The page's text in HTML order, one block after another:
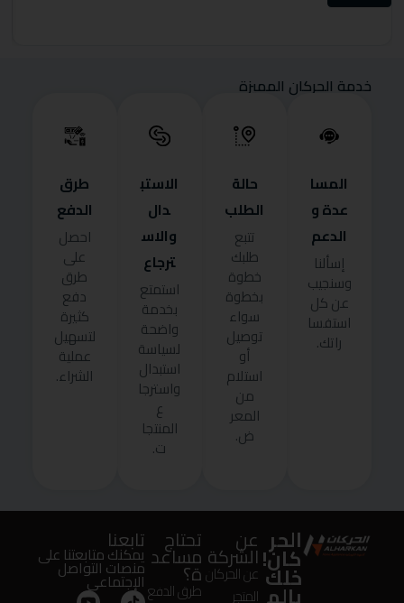
خدمة الحركان المميزة
المسا
عدة و
الدعم
إسألنا
وسنجيب
عن كل
استفسا
راتك.
حالة
الطلب
تتبع
طلبك
خطوة
بخطوة
سواء
توصيل
أو
استلام
من
المعر
ض.
الاستب
دال
والاس
ترجاع
استمتع
بخدمة
واضحة
لسياسة
استبدال
واسترجا
ع
المنتجا
ت.
طرق
الدفع
احصل
على
طرق
دفع
كثيرة
لتسهيل
عملية
الشراء.
الحر
كان!
خلك
عن
الشركة
عن الحركان
المتجر
تحتاج
مساعد
ة؟
طرق الدفع
تابعنا
يمكنك متابعتنا على
منصات التواصل
الإجتماعى